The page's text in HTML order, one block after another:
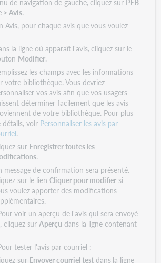
> Avis.
Avis, pour chaque avis que vous voulez
la ligne où apparaît l'avis, cliquez sur le
Modifier.
les champs avec les informations
votre bibliothèque. Vous devriez
vos avis afin que vos usagers
déterminer facilement que les avis
de votre bibliothèque. Pour plus
détails, voir Personnaliser les avis par
.
sur Enregistrer toutes les
.
message de confirmation sera présenté.
sur le lien Cliquer pour modifiersi
voulez apporter des modifications
voir un aperçu de l'avis qui sera envoyé
cliquez sur Aperçu dans la ligne contenant
tester l'avis par courriel :
sur Envoyer courriel testdans la ligne